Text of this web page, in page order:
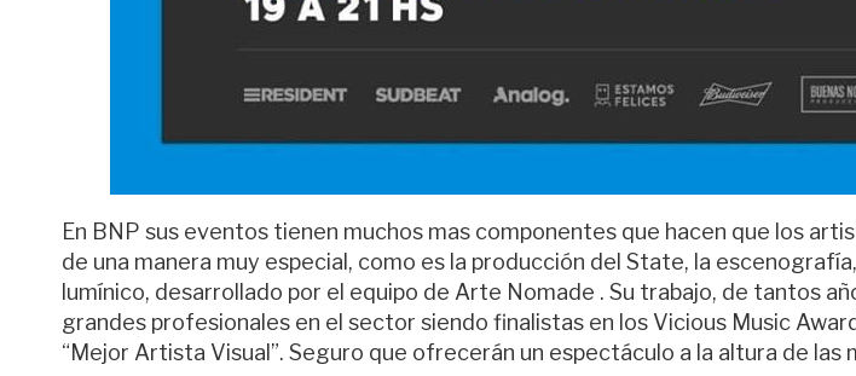
En BNP sus eventos tienen muchos mas componentes que hacen que los
de una manera muy especial, como es la producción del State, la
lumínico, desarrollado por el equipo de Arte Nomade . Su trabajo, de tantos
grandes profesionales en el sector siendo finalistas en los Vicious Music
“Mejor Artista Visual”. Seguro que ofrecerán un espectáculo a la altura de las